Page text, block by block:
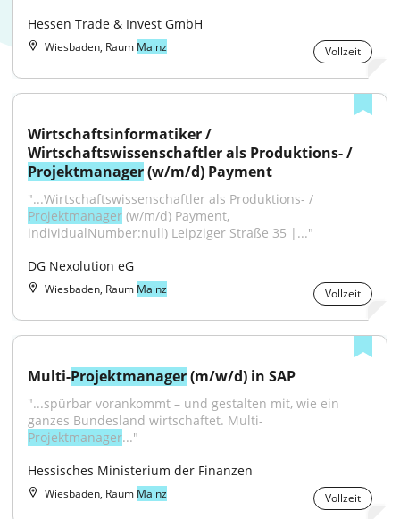
Hessen Trade & Invest GmbH
Wiesbaden, Raum Mainz Vollzeit
Wirtschaftsinformatiker /
Projektmanager (w/m/d) Payment
Projektmanager (w/m/d) Payment,
individualNumber:null) Leipziger Straße 35 |..."
DG Nexolution eG
Wiesbaden, Raum Mainz Vollzeit
Multi-Projektmanager (m/w/d) in SAP
"...spürbar vorankommt – und gestalten mit, wie ein
ganzes Bundesland wirtschaftet. Multi-
Projektmanager..."
Hessisches Ministerium der Finanzen
Wiesbaden, Raum Mainz Vollzeit